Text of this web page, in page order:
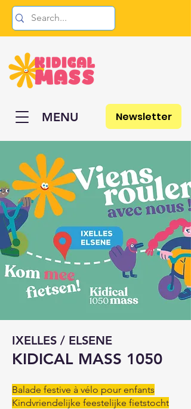
MENU Newsletter
IXELLES / ELSENE
KIDICAL MASS 1050
Balade festive à vélo pour enfants
Kindvriendelijke feestelijke fietstocht